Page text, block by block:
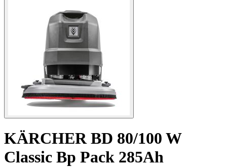
KÄRCHER BD 80/100 W
Classic Bp Pack 285Ah